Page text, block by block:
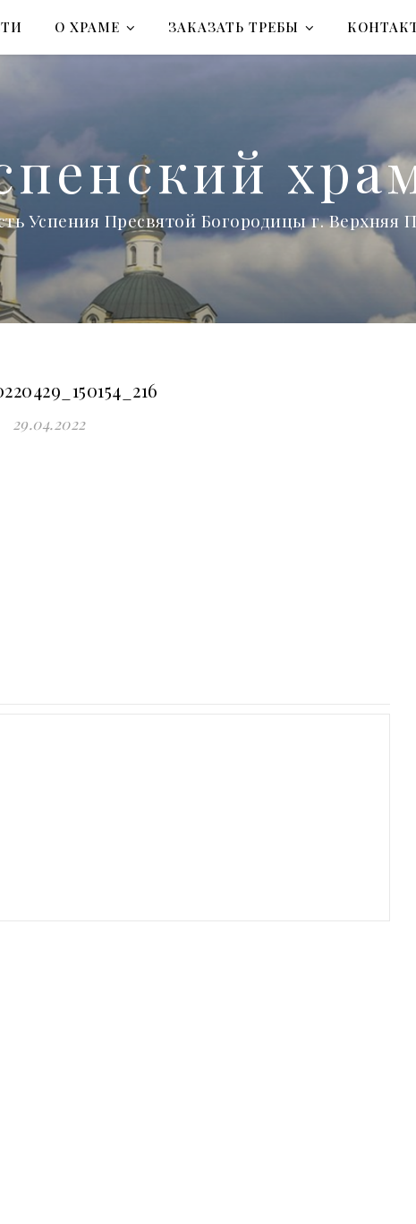
О ХРАМЕ ЗАКАЗАТЬ ТРЕБЫ
Успения Пресвятой Богородицы г. Верхняя
29.04.2022